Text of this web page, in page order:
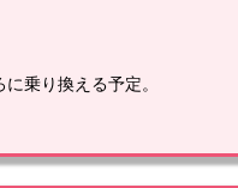
乗り換える予定。